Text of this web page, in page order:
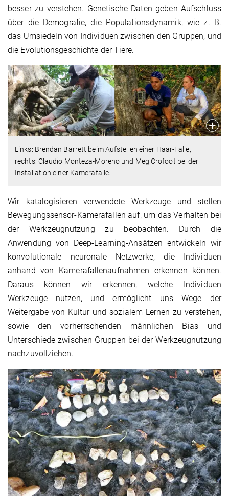
besser zu verstehen. Genetische Daten geben Aufschluss
über die Demografie, die Populationsdynamik, wie z. B.
das Umsiedeln von Individuen zwischen den Gruppen, und
die Evolutionsgeschichte der Tiere.
Links: Brendan Barrett beim Aufstellen einer Haar-Falle,
rechts: Claudio Monteza-Moreno und Meg Crofoot bei der
Installation einer Kamerafalle.
Wir katalogisieren verwendete Werkzeuge und stellen
Bewegungssensor-Kamerafallen auf, um das Verhalten bei
der Werkzeugnutzung zu beobachten. Durch die
Anwendung von Deep-Learning-Ansätzen entwickeln wir
konvolutionale neuronale Netzwerke, die Individuen
anhand von Kamerafallenaufnahmen erkennen können.
Daraus können wir erkennen, welche Individuen
Werkzeuge nutzen, und ermöglicht uns Wege der
Weitergabe von Kultur und sozialem Lernen zu verstehen,
sowie den vorherrschenden männlichen Bias und
Unterschiede zwischen Gruppen bei der Werkzeugnutzung
nachzuvollziehen.